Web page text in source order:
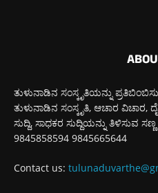
ತುಳುನಾಡಿನ ಸಂಸ್ಕೃತಿಯನ್ನು
ತುಳುನಾಡಿನ ಸಂಸ್ಕೃತಿ, ಆಚಾರ ವಿಚಾರ,
ಸುದ್ದಿ, ಸಾಧಕರ ಸುದ್ದಿಯನ್ನು ತಿಳಿಸುವ
9845858594 9845665644
Contact us: